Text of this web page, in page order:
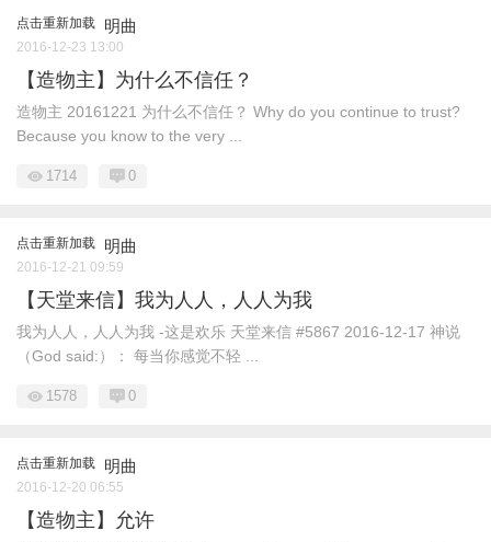
点击重新加载 明曲
2016-12-23 13:00
【造物主】为什么不信任？
造物主 20161221 为什么不信任？ Why do you continue to trust?
Because you know to the very ...
1714 0
点击重新加载 明曲
2016-12-21 09:59
【天堂来信】我为人人，人人为我
我为人人，人人为我 -这是欢乐 天堂来信 #5867 2016-12-17 神说
（God said:）： 每当你感觉不轻 ...
1578 0
点击重新加载 明曲
2016-12-20 06:55
【造物主】允许